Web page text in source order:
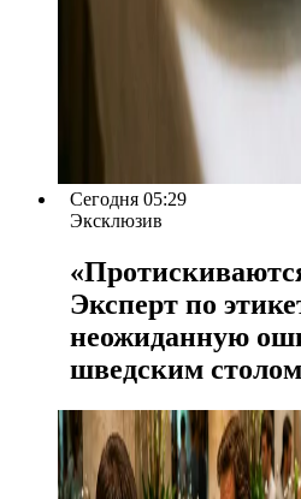
Сегодня 05:29
Эксклюзив
Эксперт по
неожиданную
шведским столом